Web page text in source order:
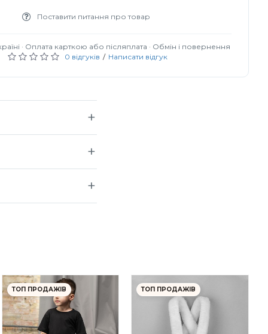
0 відгуків / Написати відгук
Поставити питання про товар
ТОП ПРОДАЖІВ ТОП ПРОДАЖІВ